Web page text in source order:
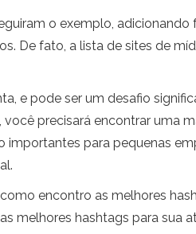
o exemplo,
De fato, a lista de sites de
e pode ser um desafio
precisará encontrar uma
para pequenas
encontro as melhores
melhores hashtags para sua